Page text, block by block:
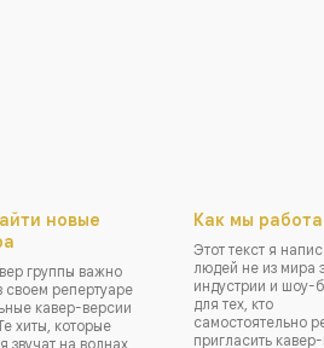
новые
группы важно
своем репертуаре
кавер-версии
хиты, которые
звучат на волнах
Как мы
Этот текст я
людей не из мира
индустрии и шоу-
для тех, кто
самостоятельно
пригласить